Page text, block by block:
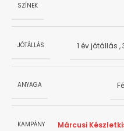
SZÍNEK
JÓTÁLLÁS 1 év jótállás ,
ANYAGA
KAMPÁNY Márcusi